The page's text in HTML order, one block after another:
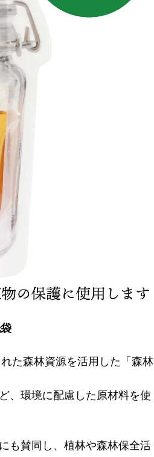
た森林資源を活用した「森林
、環境に配慮した原材料を使
も賛同し、植林や森林保全活